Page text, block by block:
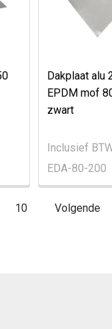
Dakplaat alu
EPDM mof
zwart
Inclusief
EDA-80-200
10 Volgende